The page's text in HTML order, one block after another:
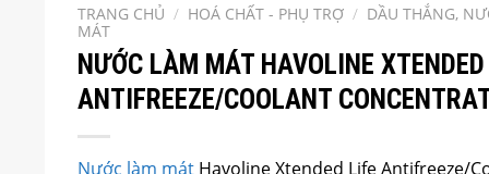
TRANG CHỦ / HOÁ CHẤT - PHỤ TRỢ / DẦU THẮNG,
MÁT
NƯỚC LÀM MÁT HAVOLINE
ANTIFREEZE/COOLANT
Nước làm mátHavoline Xtended Life Antifreeze/